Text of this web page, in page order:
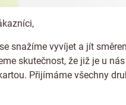
snažíme vyvíjet a jít
skutečnost, že již je u
Přijímáme všechny